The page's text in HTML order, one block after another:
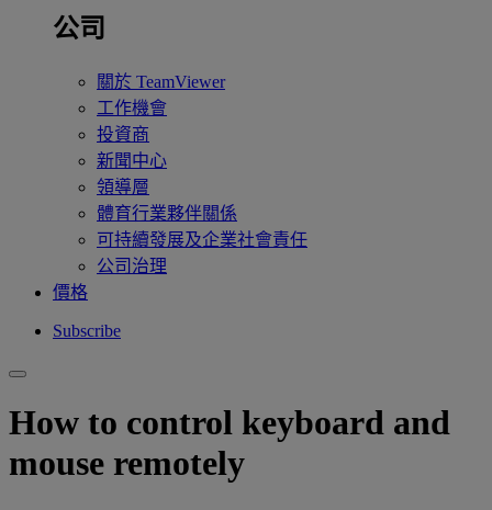
公司
關於 TeamViewer
工作機會
投資商
新聞中心
領導層
體育行業夥伴關係
可持續發展及企業社會責任
公司治理
價格
Subscribe
How to control keyboard and
mouse remotely